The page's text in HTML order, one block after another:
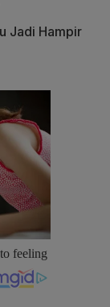
Jadi Hampir